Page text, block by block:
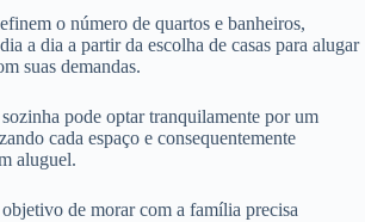
o número de quartos e banheiros,
a dia a partir da escolha de casas para alugar
suas demandas.
pode optar tranquilamente por um
cada espaço e consequentemente
aluguel.
de morar com a família precisa